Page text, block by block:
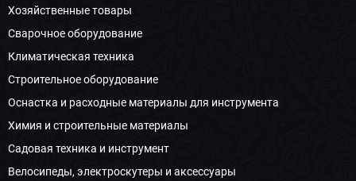
Хозяйственные товары
Сварочное оборудование
Климатическая техника
Строительное оборудование
Оснастка и расходные материалы для инструмента
Химия и строительные материалы
Садовая техника и инструмент
Велосипеды, электроскутеры и аксессуары